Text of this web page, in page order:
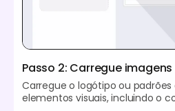
Passo 2: Carregue
Carregue o logótipo ou
elementos visuais, incluindo o